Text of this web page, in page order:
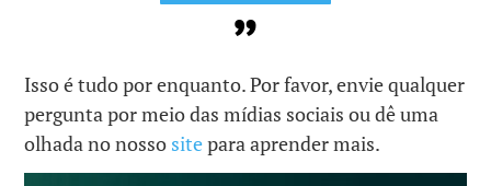
Isso é tudo por enquanto. Por favor, envie qualquer
pergunta por meio das mídias sociais ou dê uma
olhada no nosso sitepara aprender mais.